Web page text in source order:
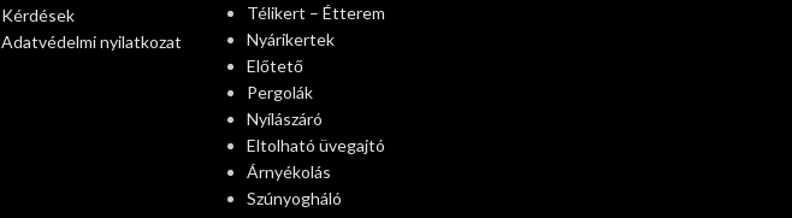
Kérdések
Adatvédelmi nyilatkozat
Télikert – Étterem
Nyárikertek
Előtető
Pergolák
Nyílászáró
Eltolható üvegajtó
Árnyékolás
Szúnyogháló